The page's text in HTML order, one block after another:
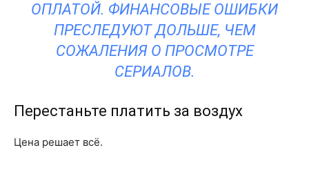
ОПЛАТОЙ. ФИНАНСОВЫЕ ОШИБКИ
ПРЕСЛЕДУЮТ ДОЛЬШЕ, ЧЕМ
СОЖАЛЕНИЯ О ПРОСМОТРЕ
СЕРИАЛОВ.
Перестаньте платить за воздух
Цена решает всё.